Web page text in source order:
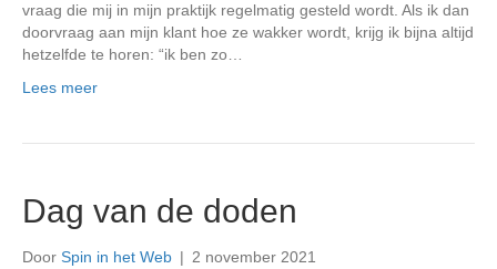
vraag die mij in mijn praktijk regelmatig gesteld wordt. Als ik dan
doorvraag aan mijn klant hoe ze wakker wordt, krijg ik bijna altijd
hetzelfde te horen: “ik ben zo…
Lees meer
Dag van de doden
Door Spin in het Web | 2 november 2021